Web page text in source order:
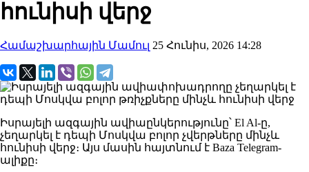
հունիսի վերջ
Համաշխարհային Մամուլ 25 Հունիս, 2026 14:28
Իսրայելի ազգային ավիաընկերությունը՝ El Al-ը,
չեղարկել է դեպի Մոսկվա բոլոր չվերթները մինչև
հունիսի վերջ։ Այս մասին հայտնում է Baza Telegram-
ալիքը։